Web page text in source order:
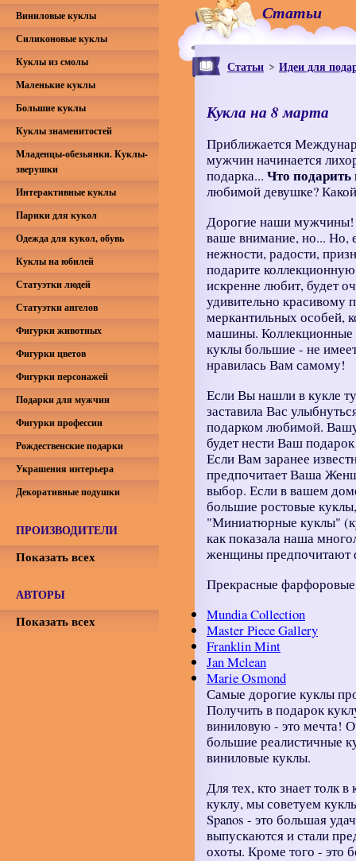
Статьи
Статьи Идеи для
Кукла на 8 марта
Приближается
мужчин начинается
подарка... Что
любимой девушке?
Дорогие наши мужчины!
ваше внимание, но... Но,
нежности, радости,
подарите
искренне любит, будет
удивительно красивому
меркантильных особей,
машины. Коллекционные
куклы большие - не
нравилась Вам самому!
Если Вы нашли в кукле
заставила Вас
подарком любимой.
будет нести Ваш
Если Вам заранее
предпочитает Ваша
выбор. Если в вашем
большие ростовые
"Миниатюрные куклы"
как показала наша
женщины предпочитают
Прекрасные
Mundia Collection
Master Piece Gallery
Franklin Mint
Jan Mclean
Marie Osmond
Самые дорогие куклы
Получить в подарок
виниловую - это мечта!
большие реалистичные
виниловые куклы.
Для тех, кто знает толк
куклу, мы советуем
Spanos - это большая
выпускаются и стали
охоты. Кроме того - это
Виниловые куклы
Силиконовые куклы
Куклы из смолы
Маленькие куклы
Большие куклы
Куклы знаменитостей
Младенцы-обезьянки. Куклы-
зверушки
Интерактивные куклы
Парики для кукол
Одежда для кукол, обувь
Куклы на юбилей
Статуэтки людей
Статуэтки ангелов
Фигурки животных
Фигурки цветов
Фигурки персонажей
Подарки для мужчин
Фигурки профессии
Рождественские подарки
Украшения интерьера
Декоративные подушки
ПРОИЗВОДИТЕЛИ
Показать всех
АВТОРЫ
Показать всех